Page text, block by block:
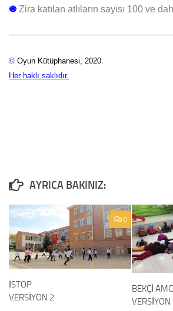
֍ Zira katılan atlıların sayısı 100 ve
© Oyun Kütüphanesi, 2020.
Her haklı saklıdır.
0
İSTOP
VERSİYON 2
BEKÇİ
VERSİYON